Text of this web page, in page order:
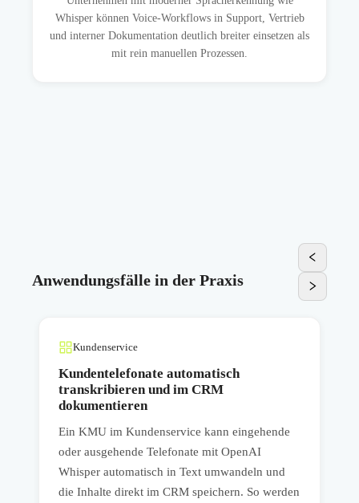
Whisper können Voice-Workflows in Support, Vertrieb
und interner Dokumentation deutlich breiter einsetzen als
mit rein manuellen Prozessen.
Anwendungsfälle in der Praxis
Kundenservice
Kundentelefonate automatisch
transkribieren und im CRM
dokumentieren
Ein KMU im Kundenservice kann eingehende
oder ausgehende Telefonate mit OpenAI
Whisper automatisch in Text umwandeln und
die Inhalte direkt im CRM speichern. So werden